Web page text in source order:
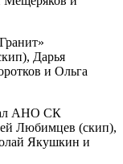
Дарья
и Ольга
АНО СК
Любимцев (скип),
Якушкин и